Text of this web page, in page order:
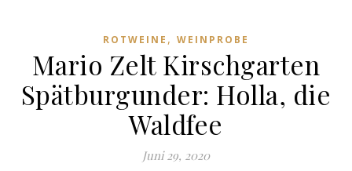
ROTWEINE , WEINPROBE
Mario Zelt Kirschgarten
Spätburgunder: Holla, die
Waldfee
Juni 29, 2020